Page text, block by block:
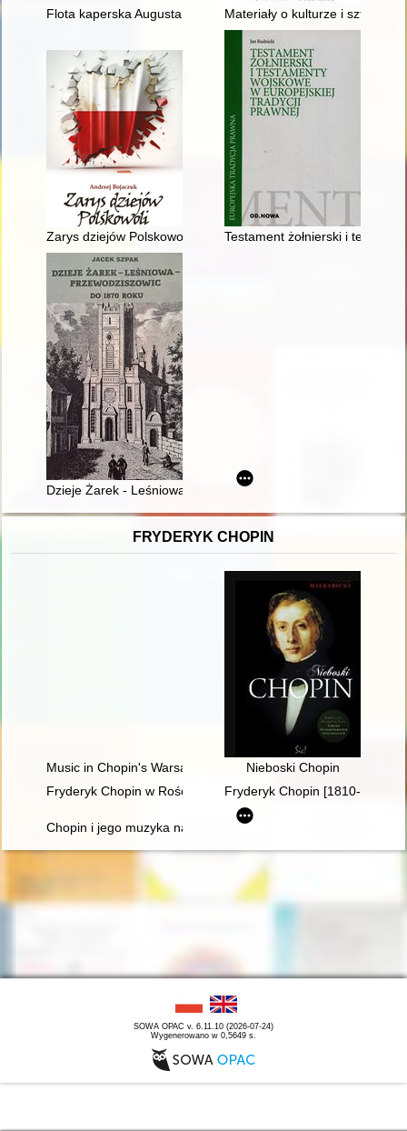
Flota kaperska Augusta II w latach 1700-1701 : organizacja i
Materiały o kulturze i sztuce
Zarys dziejów Polskowoli Testament żołnierski i
Dzieje Żarek - Leśniowa - Przewodziszowic do 1870 roku
FRYDERYK CHOPIN
Music in Chopin's Warsaw
Nieboski Chopin
Fryderyk Chopin w RościszewieFryderyk Chopin [1810-1949]
Chopin i jego muzyka na Dolnym Śląsku" - wystawa w
SOWA OPAC v. 6.11.10 (2026-07-24)
Wygenerowano w 0,5649 s.